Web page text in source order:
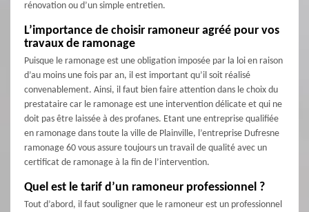
rénovation ou d’un simple entretien.
L’importance de choisir ramoneur agréé pour vos
travaux de ramonage
Puisque le ramonage est une obligation imposée par la loi en raison
d’au moins une fois par an, il est important qu’il soit réalisé
convenablement. Ainsi, il faut bien faire attention dans le choix du
prestataire car le ramonage est une intervention délicate et qui ne
doit pas être laissée à des profanes. Etant une entreprise qualifiée
en ramonage dans toute la ville de Plainville, l’entreprise Dufresne
ramonage 60 vous assure toujours un travail de qualité avec un
certificat de ramonage à la fin de l’intervention.
Quel est le tarif d’un ramoneur professionnel ?
Tout d’abord, il faut souligner que le ramoneur est un professionnel